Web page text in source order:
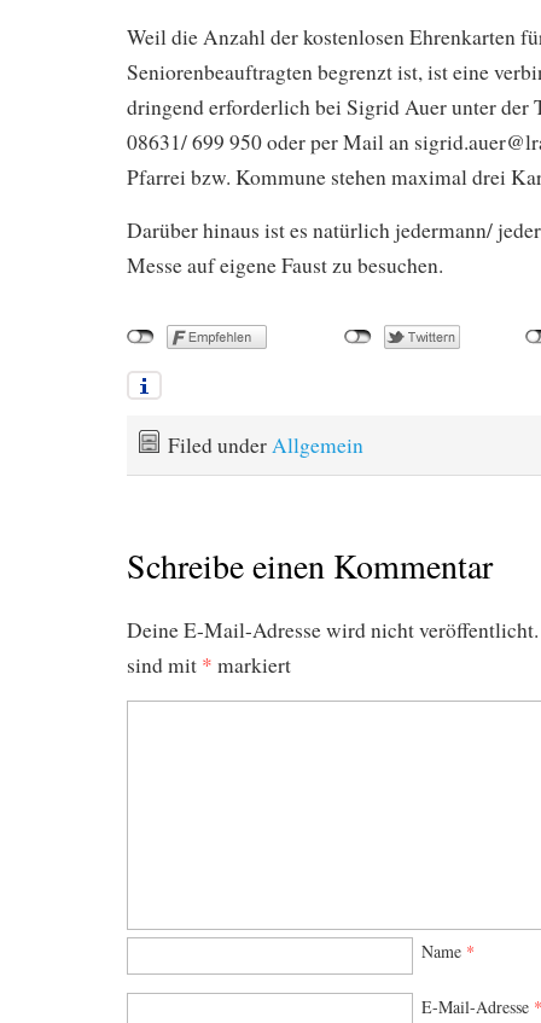
Weil die Anzahl der kostenlosen Ehrenkarten
Seniorenbeauftragten begrenzt ist, ist eine
dringend erforderlich bei Sigrid Auer unter der
08631/ 699 950 oder per Mail an
Pfarrei bzw. Kommune stehen maximal drei
Darüber hinaus ist es natürlich jedermann/
Messe auf eigene Faust zu besuchen.
Filed underAllgemein
Schreibe einen Kommentar
Deine E-Mail-Adresse wird nicht veröffentlicht.
sind mit * markiert
Name *
E-Mail-Adresse *